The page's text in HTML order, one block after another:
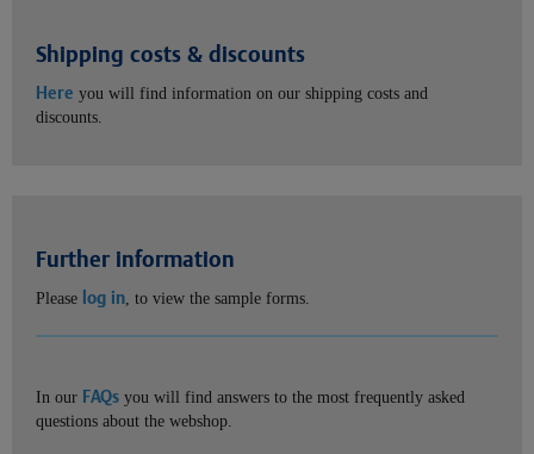
Shipping costs & discounts
Here you will find information on our shipping costs and
discounts.
Further information
Please log in, to view the sample forms.
In our FAQs you will find answers to the most frequently asked
questions about the webshop.